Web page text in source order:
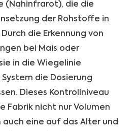
(Nahinfrarot), die die
der Rohstoffe in
die Erkennung von
bei Mais oder
in die Wiegelinie
die Dosierung
Dieses Kontrollniveau
Fabrik nicht nur Volumen
eine auf das Alter und